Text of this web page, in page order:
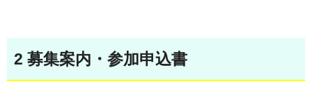
2 募集案内・参加申込書